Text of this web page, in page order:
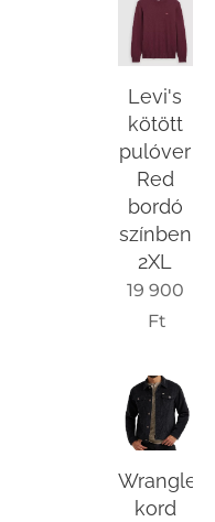
Levi's
kötött
pulóver
Red
bordó
színben
2XL
19 900
Ft
Wrangler
kord